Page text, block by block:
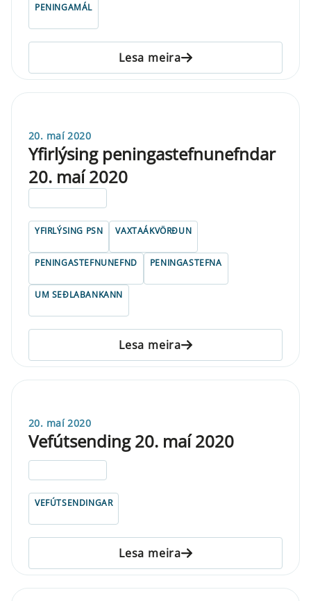
PENINGAMÁL
Lesa meira
20. maí 2020
Yfirlýsing peningastefnunefndar
20. maí 2020
YFIRLÝSING PSN VAXTAÁKVÖRÐUN
PENINGASTEFNUNEFND PENINGASTEFNA
UM SEÐLABANKANN
Lesa meira
20. maí 2020
Vefútsending 20. maí 2020
VEFÚTSENDINGAR
Lesa meira